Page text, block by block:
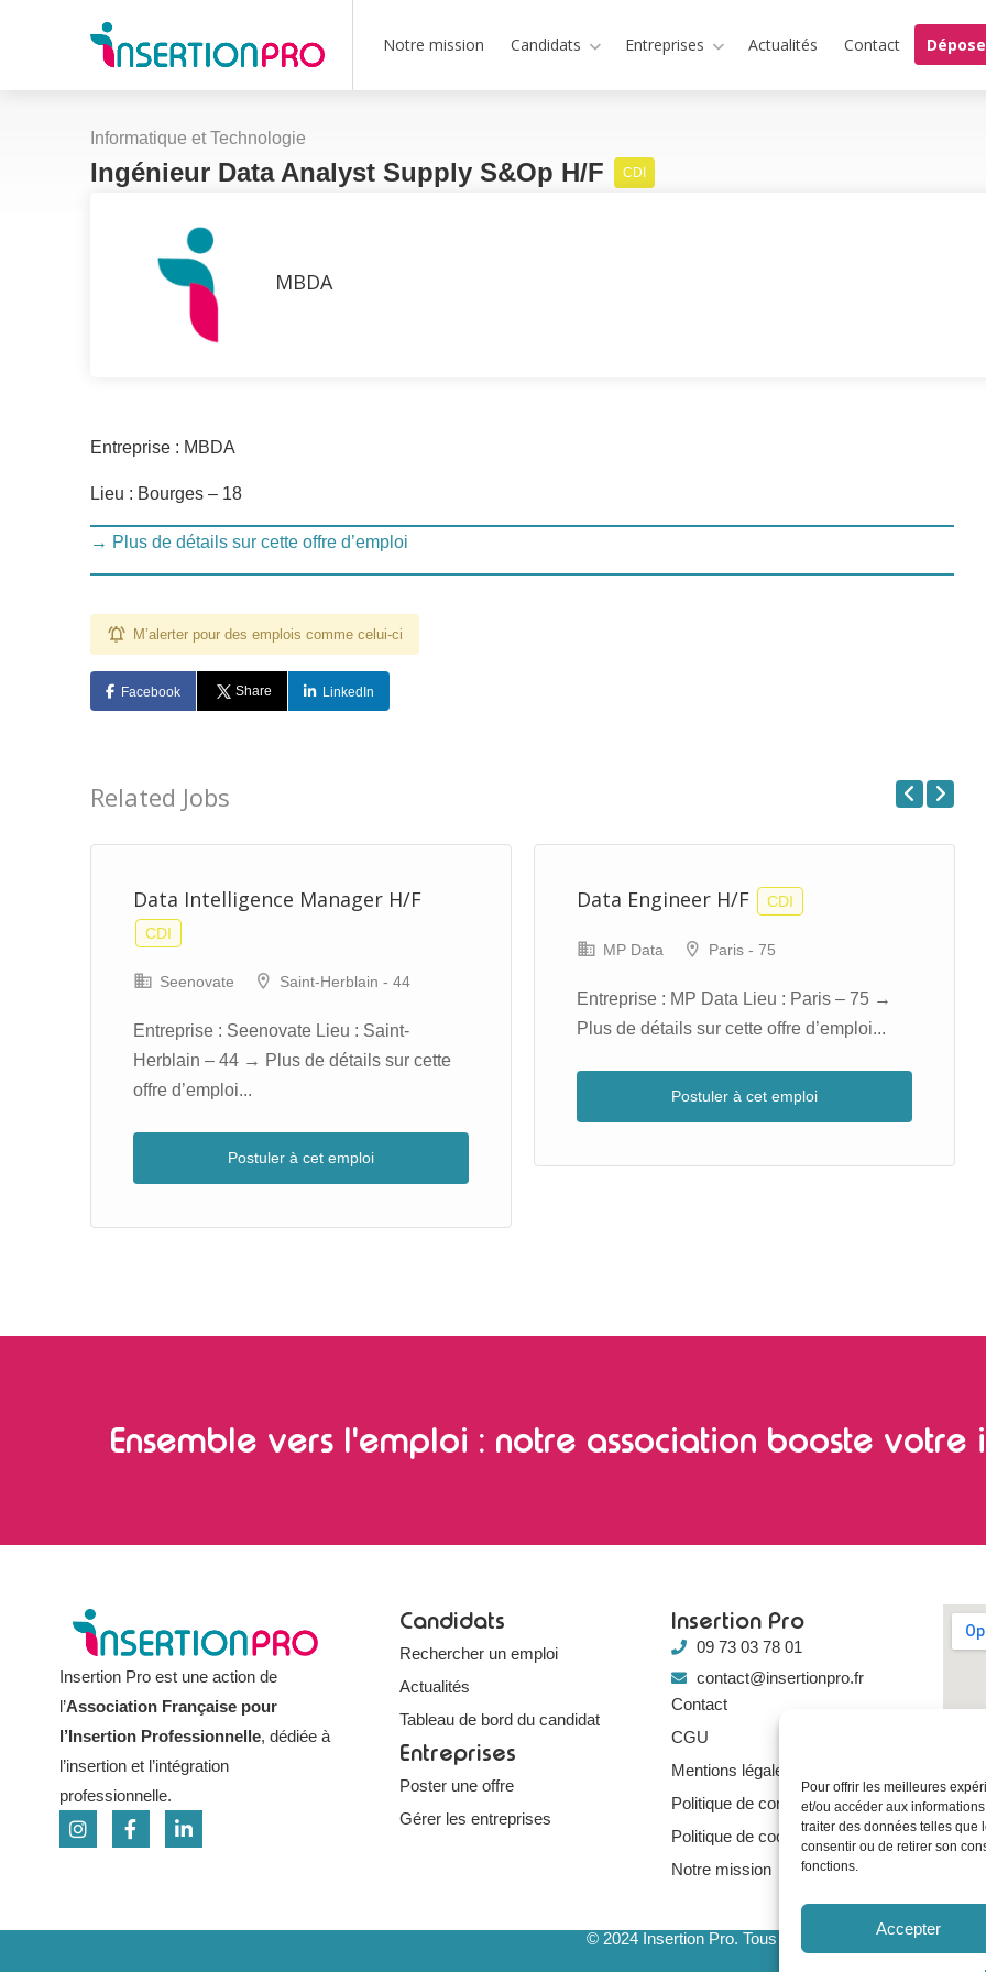
Pour offrir les meilleures
et/ou accéder aux
traiter des données telles que
consentir ou de retirer son
fonctions.
Accepter
Notre mission Candidats Entreprises Actualités Contact
Informatique et Technologie
Ingénieur Data Analyst Supply S&Op H/F CDI
MBDA
Entreprise : MBDA
Lieu : Bourges – 18
→ Plus de détails sur cette offre d’emploi
M’alerter pour des emplois comme celui-ci
Facebook Share LinkedIn
Related Jobs
Data Intelligence Manager H/F
CDI
Seenovate Saint-Herblain - 44
Entreprise : Seenovate Lieu : Saint-
Herblain – 44 → Plus de détails sur cette
offre d’emploi...
Postuler à cet emploi
Data Engineer H/F CDI
MP Data Paris - 75
Entreprise : MP Data Lieu : Paris – 75 →
Plus de détails sur cette offre d’emploi...
Postuler à cet emploi
Ensemble vers l'emploi : notre association booste votre
Insertion Pro est une action de
l’Association Française pour
l’Insertion Professionnelle, dédiée à
l’insertion et l’intégration
professionnelle.
Candidats
Rechercher un emploi
Actualités
Tableau de bord du candidat
Entreprises
Poster une offre
Gérer les entreprises
Insertion Pro
09 73 03 78 01
contact@insertionpro.fr
Contact
CGU
Mentions légales
Politique de confidentialité
Politique de cookies
Notre mission
© 2024 Insertion Pro. Tous droits réservés.